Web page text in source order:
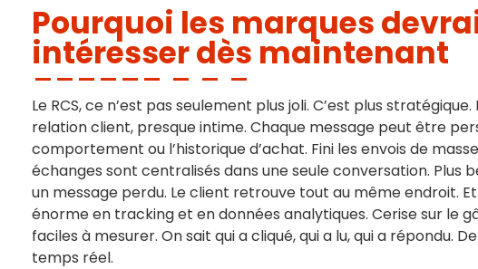
Pourquoi les marques
intéresser dès maintenant
Le RCS, ce n’est pas seulement plus joli. C’est plus
relation client, presque intime. Chaque message peut être
comportement ou l’historique d’achat. Fini les envois de
échanges sont centralisés dans une seule conversation. Plus
un message perdu. Le client retrouve tout au même endroit.
énorme en tracking et en données analytiques. Cerise sur le
faciles à mesurer. On sait qui a cliqué, qui a lu, qui a répondu.
temps réel.